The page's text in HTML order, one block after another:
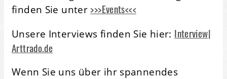
finden Sie unter >>>Events<<<
Unsere Interviews finden Sie hier: Interview|
Arttrado.de
Wenn Sie uns über ihr spannendes